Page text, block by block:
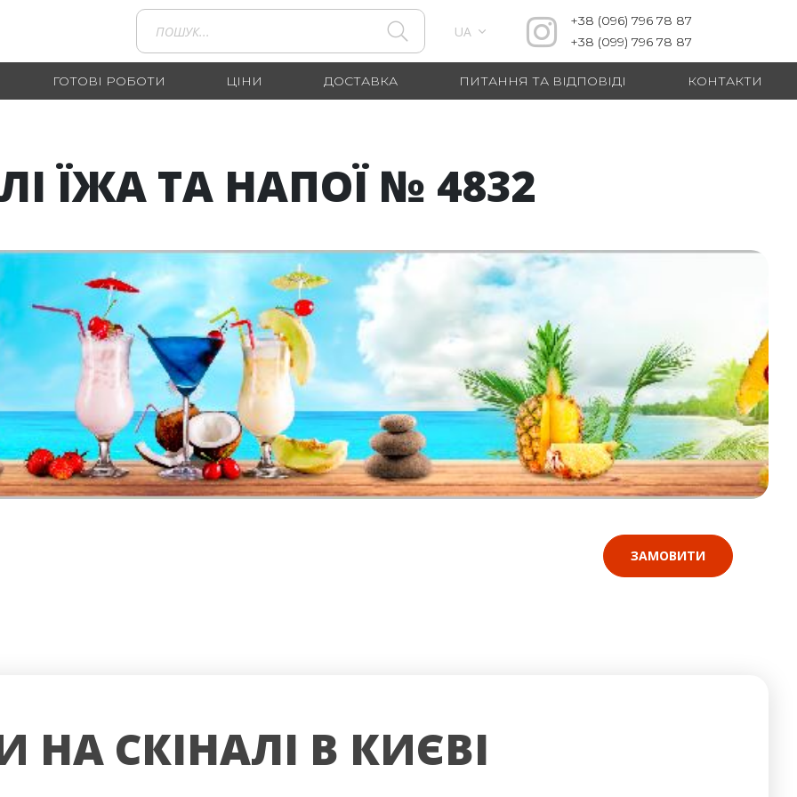
UA
+38 (096) 796 78 87
+38 (099) 796 78 87
ГОТОВІ РОБОТИ ЦІНИ ДОСТАВКА ПИТАННЯ ТА ВІДПОВІДІ КОНТАКТИ
ЇЖА ТА НАПОЇ № 4832
ЗАМОВИТИ
НА СКІНАЛІ В КИЄВІ